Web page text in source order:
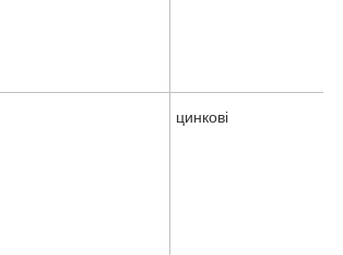
цинкові